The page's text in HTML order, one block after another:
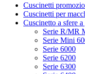
Cuscinetti
Cuscinetti per
Cuscinetto a sfere
Serie R/MR
Serie Mini
Serie 6000
Serie 6200
Serie 6300